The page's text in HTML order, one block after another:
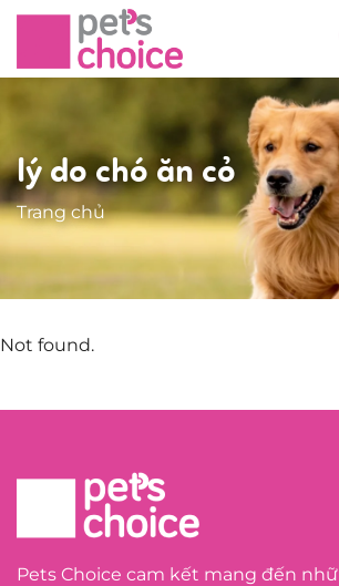
lý do chó ăn cỏ
Trang chủ
Not found.
Pets Choice cam kết mang đến